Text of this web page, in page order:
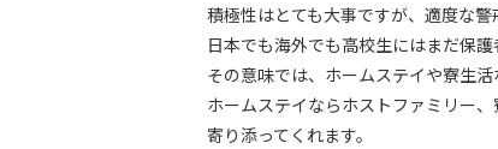
積極性はとても大事ですが、適度な警
日本でも海外でも高校生にはまだ保護
その意味では、ホームステイや寮生
ホームステイならホストファミリー
寄り添ってくれます。